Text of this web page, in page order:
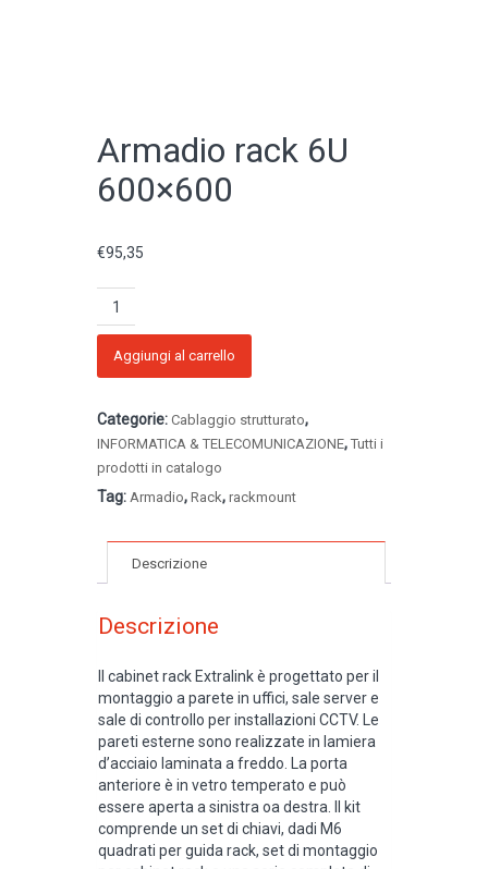
Armadio rack 6U
600×600
€95,35
Armadio
rack
6U
600x600
quantità
Aggiungi al carrello
Categorie: Cablaggio strutturato,
INFORMATICA & TELECOMUNICAZIONE, Tutti i
prodotti in catalogo
Tag: Armadio, Rack, rackmount
Descrizione
Descrizione
Il cabinet rack Extralink è progettato per il
montaggio a parete in uffici, sale server e
sale di controllo per installazioni CCTV. Le
pareti esterne sono realizzate in lamiera
d’acciaio laminata a freddo. La porta
anteriore è in vetro temperato e può
essere aperta a sinistra oa destra. Il kit
comprende un set di chiavi, dadi M6
quadrati per guida rack, set di montaggio